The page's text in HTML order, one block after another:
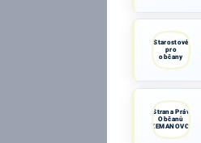
Starostové
pro
občany
Strana Práv
Občanů
ZEMANOVCI